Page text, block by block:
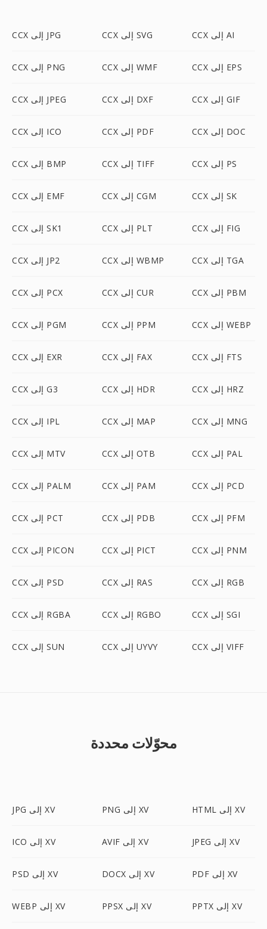
CCX إلى JPG CCX إلى SVG CCX إلى AI
CCX إلى PNG CCX إلى WMF CCX إلى EPS
CCX إلى JPEG CCX إلى DXF CCX إلى GIF
CCX إلى ICO CCX إلى PDF CCX إلى DOC
CCX إلى BMP CCX إلى TIFF CCX إلى PS
CCX إلى EMF CCX إلى CGM CCX إلى SK
CCX إلى SK1 CCX إلى PLT CCX إلى FIG
CCX إلى JP2 CCX إلى WBMP CCX إلى TGA
CCX إلى PCX CCX إلى CUR CCX إلى PBM
CCX إلى PGM CCX إلى PPM CCX إلى WEBP
CCX إلى EXR CCX إلى FAX CCX إلى FTS
CCX إلى G3 CCX إلى HDR CCX إلى HRZ
CCX إلى IPL CCX إلى MAP CCX إلى MNG
CCX إلى MTV CCX إلى OTB CCX إلى PAL
CCX إلى PALM CCX إلى PAM CCX إلى PCD
CCX إلى PCT CCX إلى PDB CCX إلى PFM
CCX إلى PICON CCX إلى PICT CCX إلى PNM
CCX إلى PSD CCX إلى RAS CCX إلى RGB
CCX إلى RGBA CCX إلى RGBO CCX إلى SGI
CCX إلى SUN CCX إلى UYVY CCX إلى VIFF
محوّلات محددة
JPG إلى XV PNG إلى XV HTML إلى XV
ICO إلى XV AVIF إلى XV JPEG إلى XV
PSD إلى XV DOCX إلى XV PDF إلى XV
WEBP إلى XV PPSX إلى XV PPTX إلى XV